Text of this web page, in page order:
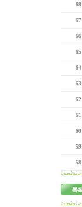
68
67
66
65
64
63
62
61
60
59
58